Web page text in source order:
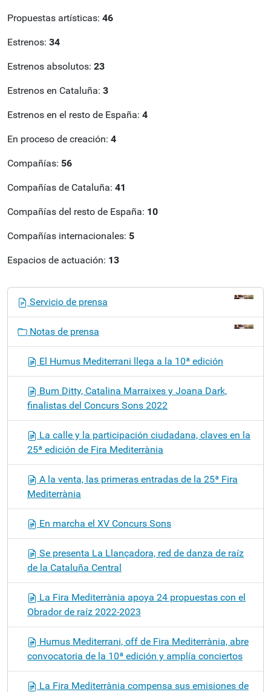
Propuestas artísticas: 46
Estrenos: 34
Estrenos absolutos: 23
Estrenos en Cataluña: 3
Estrenos en el resto de España: 4
En proceso de creación: 4
Compañías: 56
Compañías de Cataluña: 41
Compañías del resto de España: 10
Compañías internacionales: 5
Espacios de actuación: 13
n
Servicio de prensa
Notas de prensa
El Humus Mediterrani llega a la 10ª edición
Bum Ditty, Catalina Marraixes y Joana Dark,
finalistas del Concurs Sons 2022
La calle y la participación ciudadana, claves en la
25ª edición de Fira Mediterrània
A la venta, las primeras entradas de la 25ª Fira
Mediterrània
En marcha el XV Concurs Sons
Se presenta La Llançadora, red de danza de raíz
de la Cataluña Central
La Fira Mediterrània apoya 24 propuestas con el
Obrador de raíz 2022-2023
Humus Mediterrani, off de Fira Mediterrània, abre
convocatoria de la 10ª edición y amplía conciertos
La Fira Mediterrània compensa sus emisiones de